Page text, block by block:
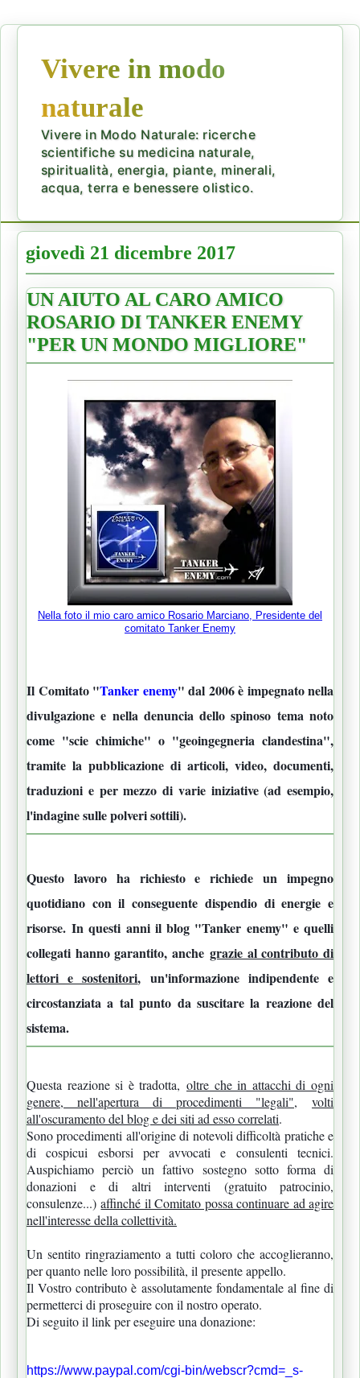
Vivere in modo
naturale
Vivere in Modo Naturale: ricerche
scientifiche su medicina naturale,
spiritualità, energia, piante, minerali,
acqua, terra e benessere olistico.
giovedì 21 dicembre 2017
UN AIUTO AL CARO AMICO
ROSARIO DI TANKER ENEMY
"PER UN MONDO MIGLIORE"
Nella foto il mio caro amico Rosario Marciano, Presidente del
comitato Tanker Enemy
Il Comitato "Tanker enemy" dal 2006 è impegnato nella
divulgazione e nella denuncia dello spinoso tema noto
come "scie chimiche" o "geoingegneria clandestina",
tramite la pubblicazione di articoli, video, documenti,
traduzioni e per mezzo di varie iniziative (ad esempio,
l'indagine sulle polveri sottili).
Questo lavoro ha richiesto e richiede un impegno
quotidiano con il conseguente dispendio di energie e
risorse.In questi anni il blog "Tanker enemy" e quelli
collegati hanno garantito, anche grazie al contributo di
lettori e sostenitori, un'informazione indipendente e
circostanziata a tal punto da suscitare la reazione del
sistema.
Questa reazione si è tradotta, oltre che in attacchi di ogni
genere, nell'apertura di procedimenti "legali", volti
all'oscuramento del blog e dei siti ad esso correlati.
Sono procedimenti all'origine di notevoli difficoltà pratiche e
di cospicui esborsi per avvocati e consulenti tecnici.
Auspichiamo perciò un fattivo sostegno sotto forma di
donazioni e di altri interventi (gratuito patrocinio,
consulenze...)affinché il Comitato possa continuare ad agire
nell'interesse della collettività.
Un sentito ringraziamento a tutti coloro che accoglieranno,
per quanto nelle loro possibilità, il presente appello.
Il Vostro contributo è assolutamente fondamentale al fine di
permetterci di proseguire con il nostro operato.
Di seguito il link per eseguire una donazione:
https://www.paypal.com/cgi-bin/webscr?cmd=_s-